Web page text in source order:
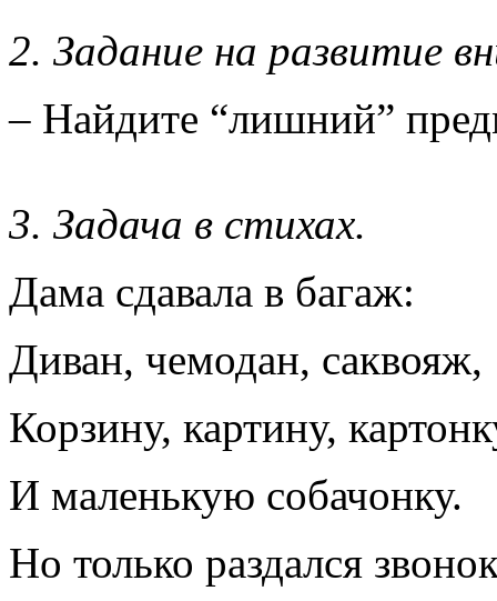
2. Задание на развитие
– Найдите “лишний”
3. Задача в стихах.
Дама сдавала в багаж:
Диван, чемодан, саквояж,
Корзину, картину,
И маленькую собачонку.
Но только раздался